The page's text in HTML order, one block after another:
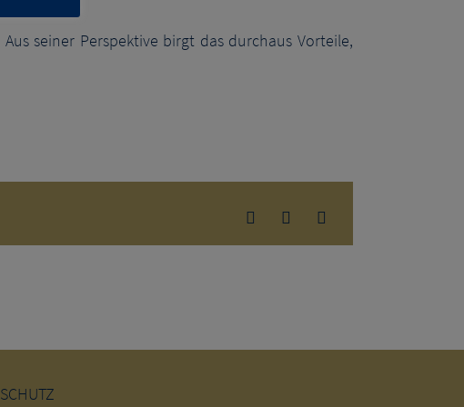
sei­ner Per­spek­ti­ve birgt das durch­aus Vor­tei­le,
FacebookPinterest
E-
Mail